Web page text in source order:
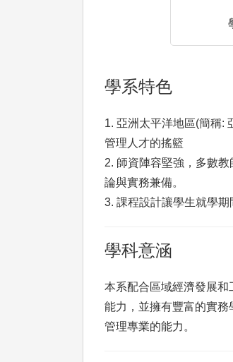
學系特色
1. 亞洲太平洋地區(簡稱:
管理人才的搖籃
2. 師資陣容堅強，多數
論與實務兼備。
3. 課程設計讓學生就學期
學科意涵
本系配合區域經濟發展
能力，並擁有豐富的實
管理專業的能力。